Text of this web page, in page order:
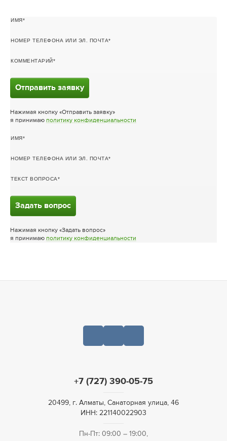
ИМЯ
НОМЕР ТЕЛЕФОНА ИЛИ ЭЛ. ПОЧТА
КОММЕНТАРИЙ
Отправить заявку
Нажимая кнопку «Отправить заявку»
я принимаю политику конфиденциальности
ИМЯ
НОМЕР ТЕЛЕФОНА ИЛИ ЭЛ. ПОЧТА
ТЕКСТ ВОПРОСА
Задать вопрос
Нажимая кнопку «Задать вопрос»
я принимаю политику конфиденциальности
+7 (727) 390-05-75
20499, г. Алматы, Санаторная улица, 46
ИНН: 221140022903
Пн-Пт: 09:00 – 19:00,